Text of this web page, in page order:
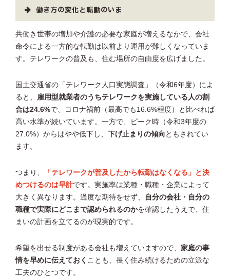
働き方の変化と転勤のいま
共働き世帯の増加や介護の必要な家庭が増えるなかで、会社
命令による一方的な転勤は以前より運用が難しくなっていま
す。テレワークの普及も、住む場所の自由度を広げました。
国土交通省の「テレワーク人口実態調査」（令和6年度）によ
ると、
雇用型就業者のうちテレワークを実施している人の割
合は24.6%で、コロナ禍前（最高でも16.6%程度）と比べれば
高い水準が続いています。一方で、ピーク時（令和3年度の
27.0%）からはやや低下し、 下げ止まりの傾向 ともされてい
ます。
つまり、
「テレワークが普及したから転勤はなくなる」と決
めつけるのは早計です。実施率は業種・職種・企業によって
大きく異なります。過度な期待をせず、
自分の会社・自分の
職種で実際にどこまで認められるのかを確認したうえで、住
まいの計画を立てるのが現実的です。
希望を出せる制度がある会社も増えていますので、 家庭の事
情を早めに伝えておく ことも、長く住み続けるための立派な
工夫のひとつです。